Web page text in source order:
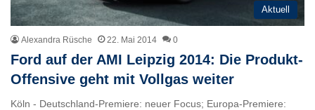
Aktuell
Alexandra Rüsche 22. Mai 2014 0
Ford auf der AMI Leipzig 2014: Die Produkt-
Offensive geht mit Vollgas weiter
Köln - Deutschland-Premiere: neuer Focus; Europa-Premiere: